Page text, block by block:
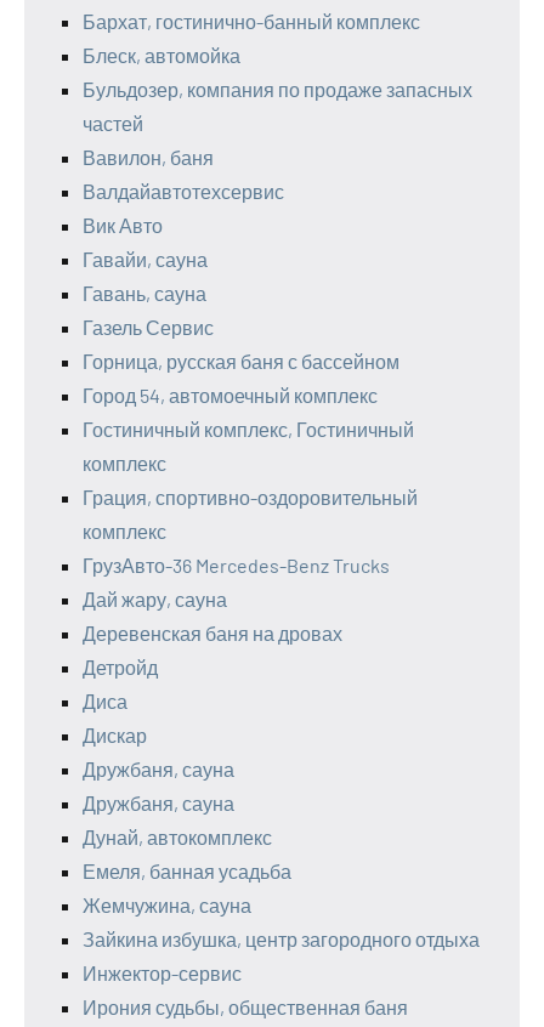
Бархат, гостинично-банный комплекс
Блеск, автомойка
Бульдозер, компания по продаже запасных
частей
Вавилон, баня
Валдайавтотехсервис
Вик Авто
Гавайи, сауна
Гавань, сауна
Газель Сервис
Горница, русская баня с бассейном
Город 54, автомоечный комплекс
Гостиничный комплекс, Гостиничный
комплекс
Грация, спортивно-оздоровительный
комплекс
ГрузАвто-36 Mercedes-Benz Trucks
Дай жару, сауна
Деревенская баня на дровах
Детройд
Диса
Дискар
Дружбаня, сауна
Дружбаня, сауна
Дунай, автокомплекс
Емеля, банная усадьба
Жемчужина, сауна
Зайкина избушка, центр загородного отдыха
Инжектор-сервис
Ирония судьбы, общественная баня